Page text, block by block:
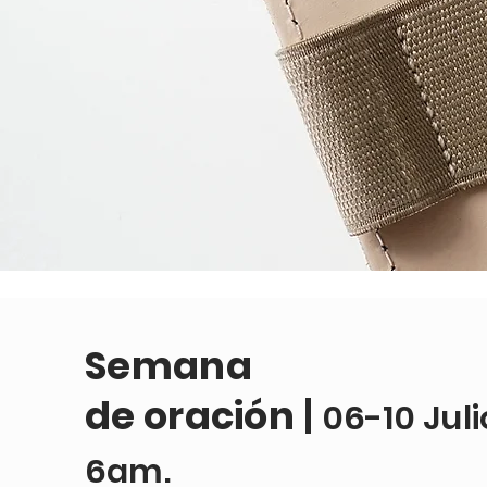
Semana
de oración | 06-10
6am.